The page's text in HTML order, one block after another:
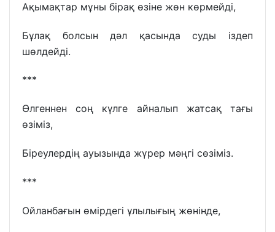
Ақымақтар мұны бірақ өзіне жөн көрмейді,
Бұлақ болсын дәл қасында суды іздеп
шөлдейді.
***
Өлгеннен соң күлге айналып жатсақ тағы
өзіміз,
Біреулердің ауызында жүрер мәңгі сөзіміз.
***
Ойланбағын өмірдегі ұлылығың жөнінде,